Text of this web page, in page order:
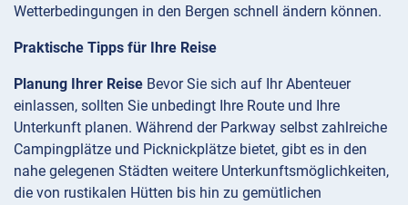
Wetterbedingungen in den Bergen schnell ändern können.
Praktische Tipps für Ihre Reise
Planung Ihrer Reise Bevor Sie sich auf Ihr Abenteuer
einlassen, sollten Sie unbedingt Ihre Route und Ihre
Unterkunft planen. Während der Parkway selbst zahlreiche
Campingplätze und Picknickplätze bietet, gibt es in den
nahe gelegenen Städten weitere Unterkunftsmöglichkeiten,
die von rustikalen Hütten bis hin zu gemütlichen